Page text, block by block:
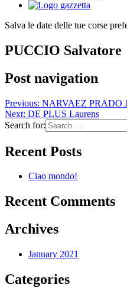
Salva le date delle tue corse
PUCCIO Salvatore
Post navigation
Previous: NARVAEZ PRADO
Next: DE PLUS Laurens
Search for:
Recent Posts
Ciao mondo!
Recent Comments
Archives
January 2021
Categories